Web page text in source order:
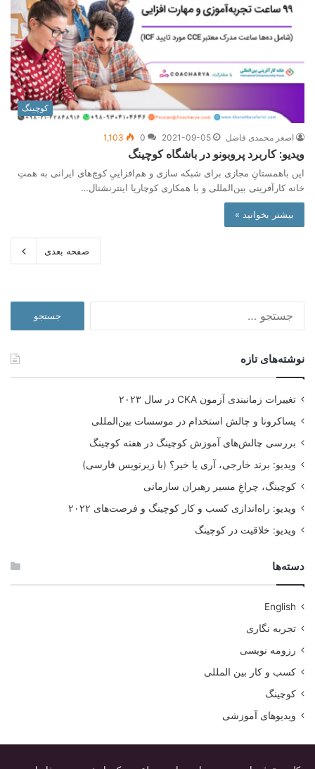
کوچینگ
اصغر محمدی فاضل 2021-09-05
0
1,103
ویدیو: کاربرد پروبونو در باشگاه کوچینگ
این باهمستانِ مجازی برای شبکه سازی و هم‌افزاییِ کوچ‌های ایرانی به همتِ
خانه کارآفرینی بین‌المللی و با همکاری کوچاریا اینترنشنال…
بیشتر بخوانید »
صفحه بعدی
نوشته‌های تازه
تغییرات زمانبندی آزمون CKA در سال ۲۰۲۳
پساکرونا و چالش استخدام در موسسات بین‌المللی
بررسی چالش‌های آموزش کوچینگ در هفته کوچینگ
ویدیو: برند خارجی، آری یا خیر؟ (با زیرنویس فارسی)
کوچینگ، چراغِ مسیر رهبران سازمانی
ویدیو: راه‌اندازی کسب و کار کوچینگ و فرصت‌های ۲۰۲۲
ویدیو: خلاقیت در کوچینگ
دسته‌ها
English
تجربه نگاری
رزومه نویسی
کسب و کار بین المللی
کوچینگ
ویدیوهای آموزشی